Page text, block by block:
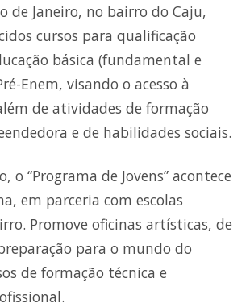
de Janeiro, no bairro do Caju,
cursos para qualificação
básica (fundamental e
Enem, visando o acesso à
de atividades de formação
e de habilidades sociais.
o “Programa de Jovens” acontece
em parceria com escolas
Promove oficinas artísticas, de
para o mundo do
de formação técnica e